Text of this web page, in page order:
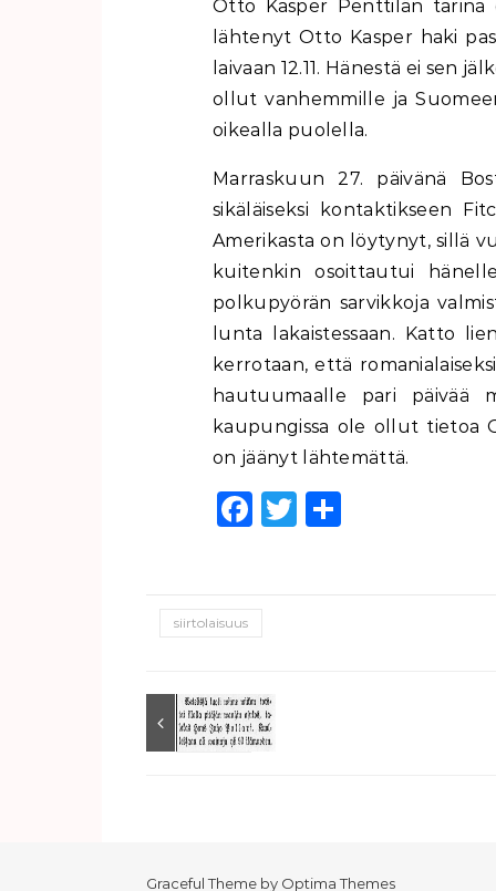
Otto Kasper Penttilän tarina oli pitkään jälkipolville tuntematon. Kappelilta
lähtenyt Otto Kasper haki
laivaan 12.11. Hänestä ei sen
ollut vanhemmille ja
oikealla puolella.
Marraskuun 27. päivänä
sikäläiseksi kontaktikseen
Amerikasta on löytynyt, sillä
kuitenkin osoittautui
polkupyörän sarvikkoja
lunta lakaistessaan. Katto
kerrotaan, että
hautuumaalle pari päivää
kaupungissa ole ollut tietoa
on jäänyt lähtemättä.
Facebook
Twitter
siirtolaisuus
Graceful Theme by Optima Themes